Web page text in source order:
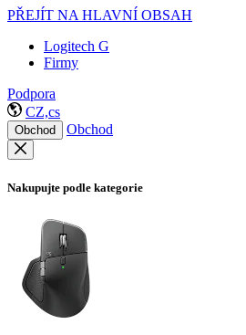
PŘEJÍT NA HLAVNÍ OBSAH
Logitech G
Firmy
Podpora
CZ,cs
Obchod Obchod
Nakupujte podle kategorie